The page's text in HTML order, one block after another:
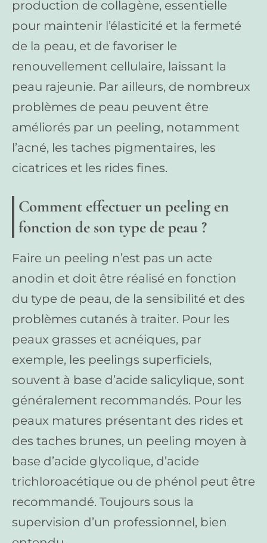
production de collagène, essentielle
pour maintenir l’élasticité et la fermeté
de la peau, et de favoriser le
renouvellement cellulaire, laissant la
peau rajeunie. Par ailleurs, de nombreux
problèmes de peau peuvent être
améliorés par un peeling, notamment
l’acné, les taches pigmentaires, les
cicatrices et les rides fines.
Comment effectuer un peeling en
fonction de son type de peau ?
Faire un peeling n’est pas un acte
anodin et doit être réalisé en fonction
du type de peau, de la sensibilité et des
problèmes cutanés à traiter. Pour les
peaux grasses et acnéiques, par
exemple, les peelings superficiels,
souvent à base d’acide salicylique, sont
généralement recommandés. Pour les
peaux matures présentant des rides et
des taches brunes, un peeling moyen à
base d’acide glycolique, d’acide
trichloroacétique ou de phénol peut être
recommandé. Toujours sous la
supervision d’un professionnel, bien